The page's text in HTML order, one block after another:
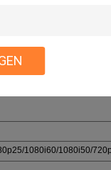
1080i60/1080i50/